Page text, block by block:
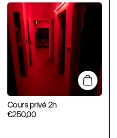
Ajouter
Cours privé 2h
€250,00